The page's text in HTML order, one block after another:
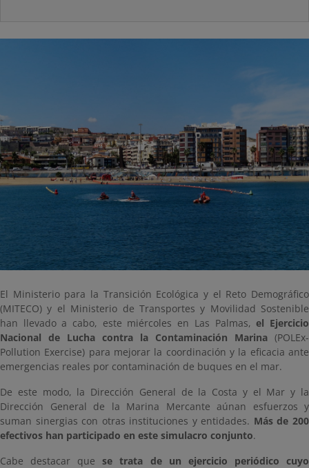
El Ministerio para la Transición Ecológica y el Reto Demográfico
(MITECO) y el Ministerio de Transportes y Movilidad Sostenible
han llevado a cabo, este miércoles en Las Palmas,el Ejercicio
Nacional de Lucha contra la Contaminación Marina (POLEx-
Pollution Exercise) para mejorar la coordinación y la eficacia ante
emergencias reales por contaminación de buques en el mar.
De este modo, la Dirección General de la Costa y el Mar y la
Dirección General de la Marina Mercante aúnan esfuerzos y
suman sinergias con otras instituciones y entidades. Más de 200
efectivos han participado en este simulacro conjunto.
Cabe destacar quese trata de un ejercicio periódico cuyo